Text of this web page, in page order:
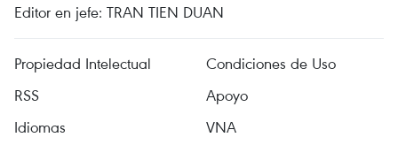
Editor en jefe: TRAN TIEN DUAN
Propiedad Intelectual
Condiciones de Uso
RSS
Apoyo
Idiomas
VNA